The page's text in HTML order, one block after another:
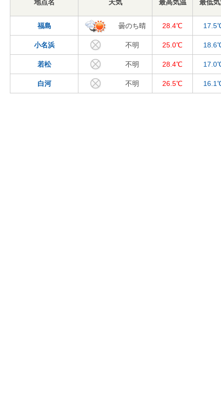
地点名 天気 最高気温 最低
福島 曇のち晴 28.4℃
小名浜 不明 25.0℃
若松 不明 28.4℃
白河 不明 26.5℃